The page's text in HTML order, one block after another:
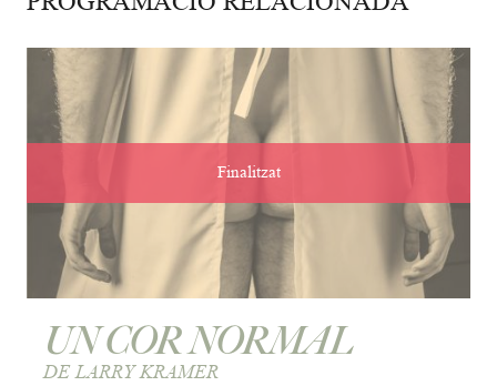
Finalitzat
UN COR NORMAL
DE LARRY KRAMER